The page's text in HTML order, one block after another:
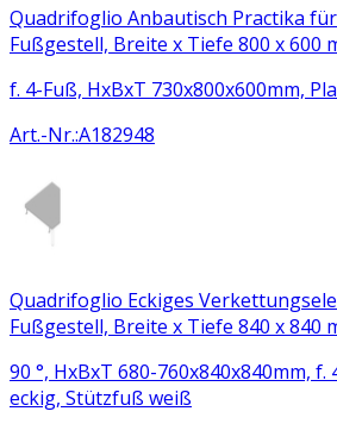
Quadrifoglio Anbautisch Practika
Fußgestell, Breite x Tiefe 800 x 600
f. 4-Fuß, HxBxT 730x800x600mm,
Art.-Nr.:A182948
Quadrifoglio Eckiges
Fußgestell, Breite x Tiefe 840 x 840
90 °, HxBxT 680-760x840x840mm,
eckig, Stützfuß weiß